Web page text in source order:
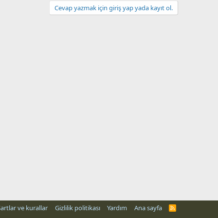
Cevap yazmak için giriş yap yada kayıt ol.
ve kurallar Gizlilik politikası Yardım Ana sayfa
R